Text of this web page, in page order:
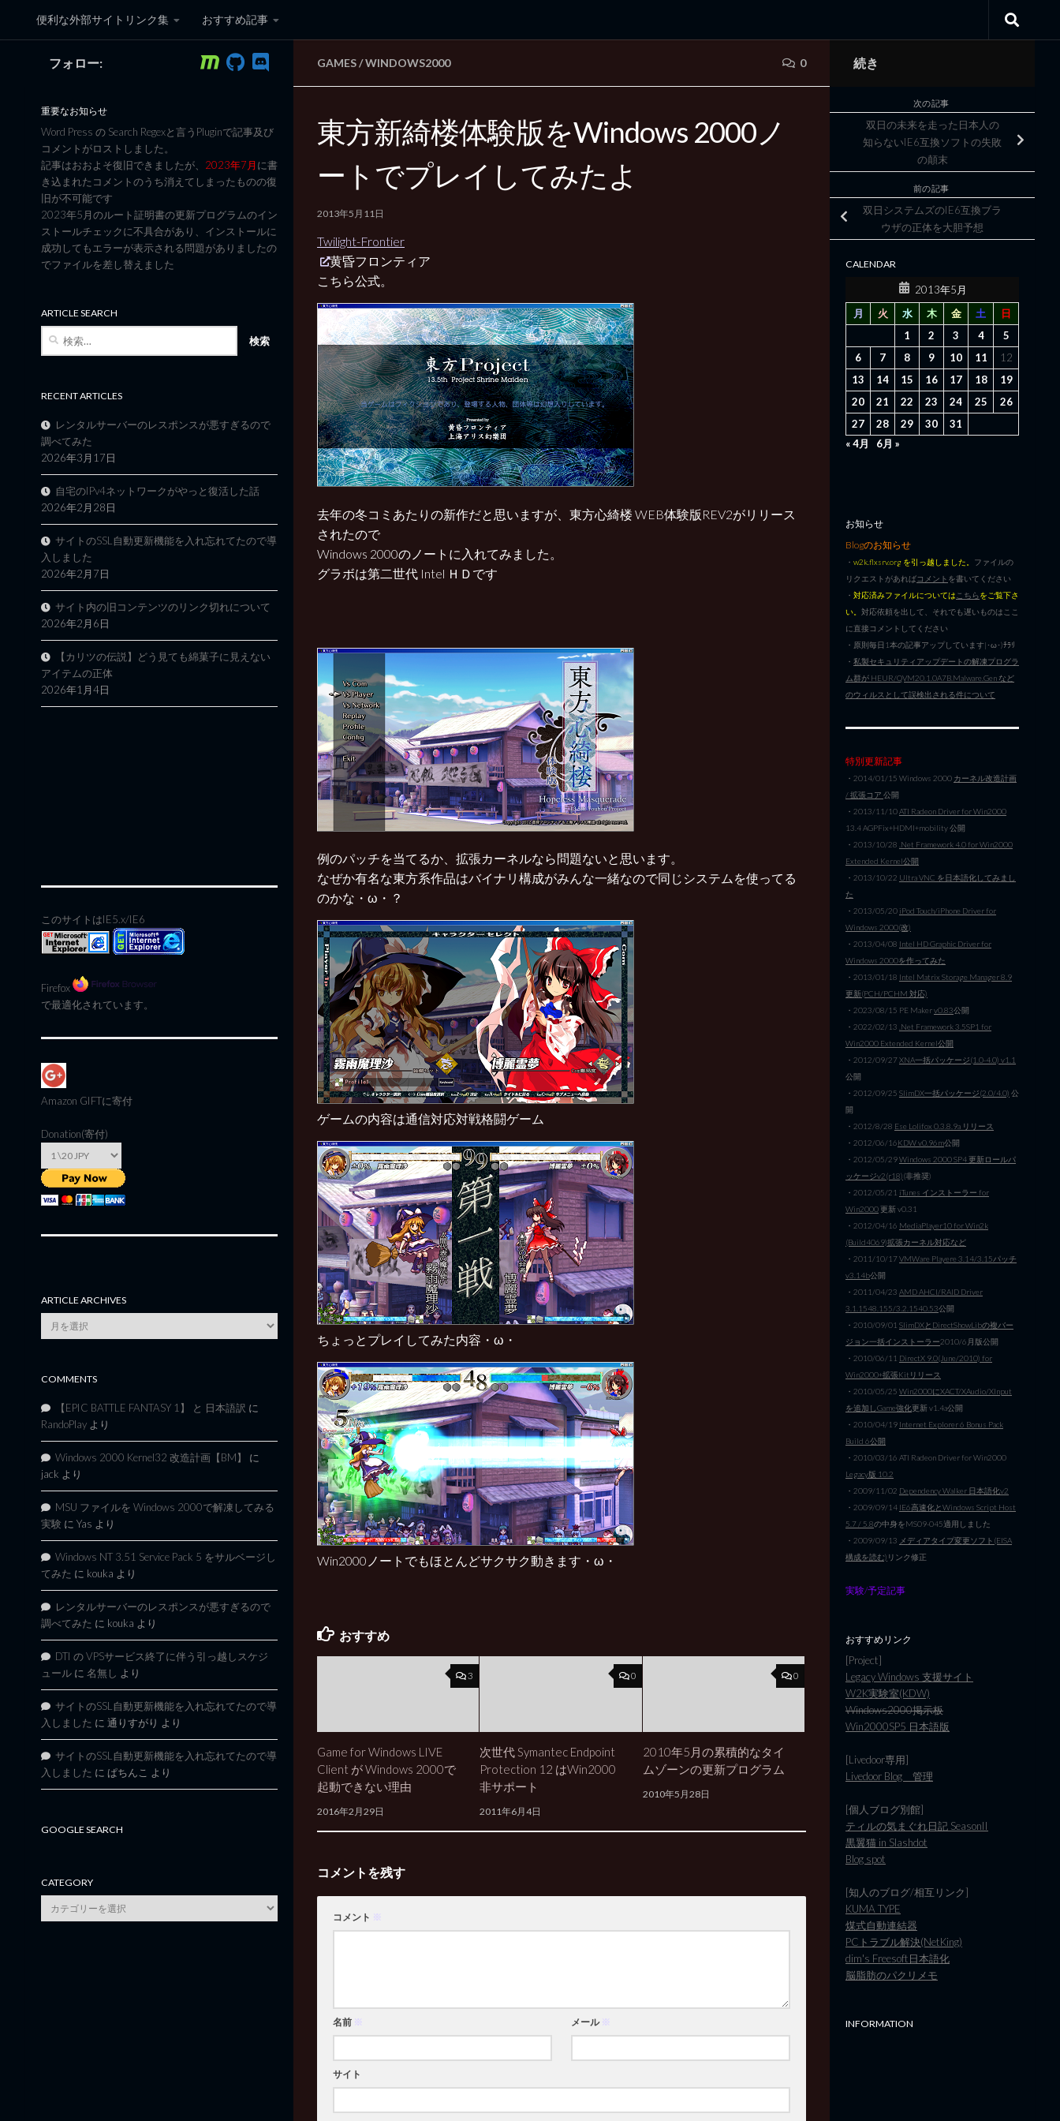
コンテンツへスキップ
便利な外部サイトリンク集 おすすめ記事
黒翼猫のコンピュータ日記 3rd Edition
GAMES/WINDOWS2000 0
東方新綺楼体験版をWindows 2000ノ
ートでプレイしてみたよ
2013年5月11日
Twilight-Frontier
黄昏フロンティア
こちら公式。
去年の冬コミあたりの新作だと思いますが、東方心綺楼 WEB体験版REV2がリリース
されたので
Windows 2000のノートに入れてみました。
グラボは第二世代 Intel ＨＤです
例のパッチを当てるか、拡張カーネルなら問題ないと思います。
なぜか有名な東方系作品はバイナリ構成がみんな一緒なので同じシステムを使ってる
のかな・ω・？
ゲームの内容は通信対応対戦格闘ゲーム
ちょっとプレイしてみた内容・ω・
Win2000ノートでもほとんどサクサク動きます・ω・
おすすめ
3
Game for Windows LIVE
Client が Windows 2000で
起動できない理由
2016年2月29日
0
次世代 Symantec Endpoint
Protection 12 はWin2000
非サポート
2011年6月4日
0
2010年5月の累積的なタイ
ムゾーンの更新プログラム
2010年5月28日
コメントを残す
コメント ※
名前 ※ メール ※
サイト
フォロー:
重要なお知らせ
Word Press の Search Regexと言うPluginで記事及び
コメントがロストしました。
記事はおおよそ復旧できましたが、 2023年7月に書
き込まれたコメントのうち消えてしまったものの復
旧が不可能です
2023年5月のルート証明書の更新プログラムのイン
ストールチェックに不具合があり、インストールに
成功してもエラーが表示される問題がありましたの
でファイルを差し替えました
ARTICLE SEARCH
RECENT ARTICLES
レンタルサーバーのレスポンスが悪すぎるので
調べてみた
2026年3月17日
自宅のIPv4ネットワークがやっと復活した話
2026年2月28日
サイトのSSL自動更新機能を入れ忘れてたので導
入しました
2026年2月7日
サイト内の旧コンテンツのリンク切れについて
2026年2月6日
【カリツの伝説】どう見ても綿菓子に見えない
アイテムの正体
2026年1月4日
このサイトはIE5.x/IE6
Firefox
で最適化されています。
Amazon GIFTに寄付
Donation(寄付)
ARTICLE ARCHIVES
Article
Archives
COMMENTS
【EPIC BATTLE FANTASY 1】 と 日本語訳 に
RandoPlay より
Windows 2000 Kernel32 改造計画【BM】
に
jack より
MSU ファイルを Windows 2000で解凍してみる
実験 に Yas より
Windows NT 3.51 Service Pack 5 をサルベージし
てみた に kouka より
レンタルサーバーのレスポンスが悪すぎるので
調べてみた に kouka より
DTI の VPSサービス終了に伴う引っ越しスケジ
ュール に 名無し より
サイトのSSL自動更新機能を入れ忘れてたので導
入しました に 通りすがり より
サイトのSSL自動更新機能を入れ忘れてたので導
入しました に ぱちんこ より
GOOGLE SEARCH
CATEGORY
category
続き
次の記事
双日の未来を走った日本人の
知らないIE6互換ソフトの失敗
の顛末
前の記事
双日システムズのIE6互換ブラ
ウザの正体を大胆予想
CALENDAR
2013年5月
月
火 水 木 金 土
日
1
2 3 4
5
6
7 8 9 10 11
12
13
14 15 16 17 18
19
20
21 22 23 24 25
26
27
28 29 30
31
« 4月
6月 »
お知らせ
Blogのお知らせ
・ w2k.flxsrv.org を引っ越しました。 ファイルの
リクエストがあればコメント を書いてください
・ 対応済みファイルについては こちらをご覧下さ
い。 対応依頼を出して、それでも遅いものはここ
に直接コメントしてください
・原則毎日1本の記事アップしています|･ω･)ﾁﾗﾘ
・ 私製セキュリティアップデートの解凍プログラ
ム群が HEUR/QVM20.1.0A7B.Malware.Gen など
のウィルスとして誤検出される件について
特別更新記事
・2014/01/15 Windows 2000 カーネル改造計画
/ 拡張コア 公開
・2013/11/10ATI Radeon Driver for Win2000
13.4 AGPFix+HDMI+mobility 公開
・2013/10/28 .Net Framework 4.0 for Win2000
Extended Kernel公開
・2013/10/22 Ultra VNC を日本語化してみまし
た
・2013/05/20 iPod Touch/iPhone Driver for
Windows 2000(改)
・2013/04/08 Intel HD Graphic Driver for
Windows 2000を作ってみた
・2013/01/18 Intel Matrix Storage Manager 8.9
更新(PCH/PCHM 対応)
・2023/08/15 PE Makerv0.83公開
・2022/02/13 .Net Framework 3.5SP1 for
Win2000 Extended Kernel公開
・2012/09/27XNA一括パッケージ(1.0-4.0) v1.1
公開
・2012/09/25 SlimDX一括パッケージ(2.0/4.0) 公
開
・2012/8/28 Ese Lolifox 0.3.8.9a リリース
・2012/06/16KDW v0.96m公開
・2012/05/29Windows 2000 SP4 更新ロールパ
ッケージv2(r18)(非推奨)
・2012/05/21 iTunes インストーラー for
Win2000更新 v0.31
・2012/04/16 MediaPlayer10 for Win2k
(Build4069)拡張カーネル対応など
・2011/10/17VMWare Playere 3.14/3.15パッチ
v3.14b公開
・2011/04/23 AMD AHCI/RAID Driver
3.1.1548.155/3.2.1540.53公開
・2010/09/01 SlimDXとDirectShowLibの複バー
ジョン一括インストーラー2010/6月版公開
・2010/06/11 DirectX 9.0(June/2010) for
Win2000+拡張Kitリリース
・2010/05/25 Win2000にXACT/XAudio/XInput
を追加しGame強化更新 v1.4a公開
・2010/04/19 Internet Explorer 6 Bonus Pack
Build 6公開
・2010/03/16 ATI Radeon Driver for Win2000
Legacy版 10.2
・2009/11/02 Dependency Walker 日本語化v2
・2009/09/14 IE6高速化とWindows Script Host
5.7 / 5.8の中身をMS09-045適用しました
・2009/09/13 メディアタイプ変更ソフト(EISA
構成を読む) リンク修正
実験/予定記事
おすすめリンク
[Project]
Legacy Windows 支援サイト
W2K実験室(KDW)
Windows2000掲示板
Win2000SP5 日本語版
[Livedoor専用]
Livedoor Blog 管理
[個人ブログ別館]
ティルの気まぐれ日記 SeasonII
黒翼猫 in Slashdot
Blog spot
[知人のブログ/相互リンク]
KUMA TYPE
煤式自動連結器
PCトラブル解決(NetKing)
dim's Freesoft日本語化
脳脂肪のパクリメモ
INFORMATION